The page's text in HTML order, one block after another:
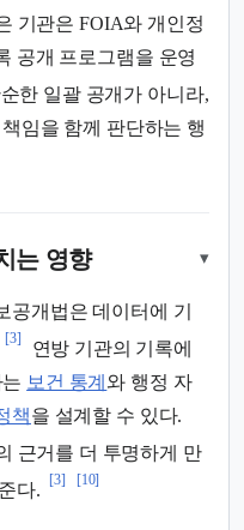
기관은 FOIA와 개인정
공개 프로그램을 운영
한 일괄 공개가 아니라,
임을 함께 판단하는 행
는 영향 ▾
공개법은 데이터에 기
[3]
연방 기관의 기록에
보건 통계 와 행정 자
책을 설계할 수 있다.
근거를 더 투명하게 만
다.
[3] [10]